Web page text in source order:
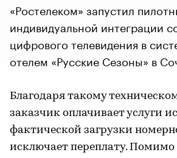
«Ростелеком» запустил
индивидуальной интеграции
цифрового телевидения в
отелем «Русские Сезоны» в
Благодаря такому
заказчик оплачивает услуги
фактической загрузки
исключает переплату. Помимо